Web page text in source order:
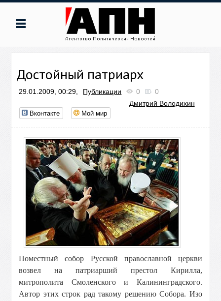
Достойный патриарх
29.01.2009, 00:29, Публикации 0
0
Дмитрий Володихин
Вконтакте Мой мир
Поместный собор Русской православной церкви
возвел на патриарший престол Кирилла,
митрополита Смоленского и Калининградского.
Автор этих строк рад такому решению Собора. Изо